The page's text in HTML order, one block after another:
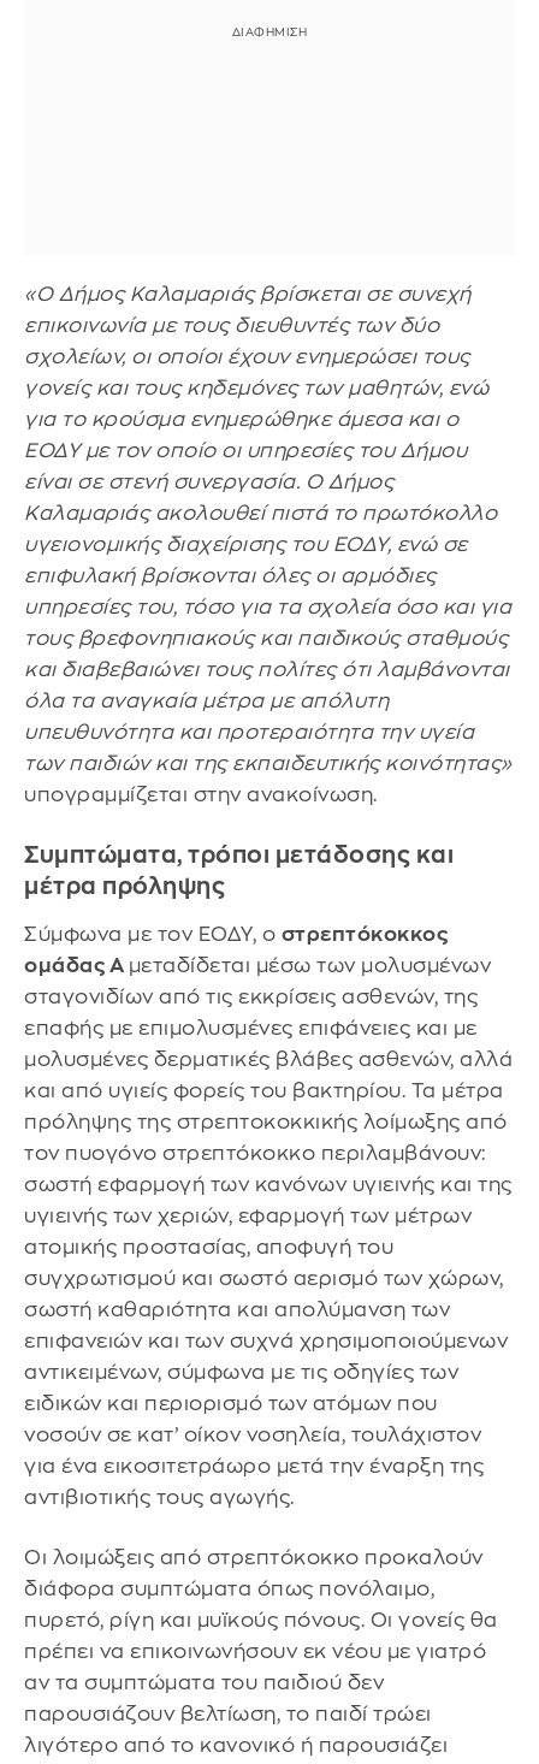
«Ο Δήμος Καλαμαριάς βρίσκεται σε συνεχή
επικοινωνία με τους διευθυντές των δύο
σχολείων, οι οποίοι έχουν ενημερώσει τους
γονείς και τους κηδεμόνες των μαθητών, ενώ
για το κρούσμα ενημερώθηκε άμεσα και ο
ΕΟΔΥ με τον οποίο οι υπηρεσίες του Δήμου
είναι σε στενή συνεργασία. Ο Δήμος
Καλαμαριάς ακολουθεί πιστά το πρωτόκολλο
υγειονομικής διαχείρισης του ΕΟΔΥ, ενώ σε
επιφυλακή βρίσκονται όλες οι αρμόδιες
υπηρεσίες του, τόσο για τα σχολεία όσο και για
τους βρεφονηπιακούς και παιδικούς σταθμούς
και διαβεβαιώνει τους πολίτες ότι λαμβάνονται
όλα τα αναγκαία μέτρα με απόλυτη
υπευθυνότητα και προτεραιότητα την υγεία
των παιδιών και της εκπαιδευτικής κοινότητας»
υπογραμμίζεται στην ανακοίνωση.
Συμπτώματα, τρόποι μετάδοσης και
μέτρα πρόληψης
Σύμφωνα με τον ΕΟΔΥ, ο στρεπτόκοκκος
ομάδας Α μεταδίδεται μέσω των μολυσμένων
σταγονιδίων από τις εκκρίσεις ασθενών, της
επαφής με επιμολυσμένες επιφάνειες και με
μολυσμένες δερματικές βλάβες ασθενών, αλλά
και από υγιείς φορείς του βακτηρίου. Τα μέτρα
πρόληψης της στρεπτοκοκκικής λοίμωξης από
τον πυογόνο στρεπτόκοκκο περιλαμβάνουν:
σωστή εφαρμογή των κανόνων υγιεινής και της
υγιεινής των χεριών, εφαρμογή των μέτρων
ατομικής προστασίας, αποφυγή του
συγχρωτισμού και σωστό αερισμό των χώρων,
σωστή καθαριότητα και απολύμανση των
επιφανειών και των συχνά χρησιμοποιούμενων
αντικειμένων, σύμφωνα με τις οδηγίες των
ειδικών και περιορισμό των ατόμων που
νοσούν σε κατ’ οίκον νοσηλεία, τουλάχιστον
για ένα εικοσιτετράωρο μετά την έναρξη της
αντιβιοτικής τους αγωγής.
Οι λοιμώξεις από στρεπτόκοκκο προκαλούν
διάφορα συμπτώματα όπως πονόλαιμο,
πυρετό, ρίγη και μυϊκούς πόνους. Οι γονείς θα
πρέπει να επικοινωνήσουν εκ νέου με γιατρό
αν τα συμπτώματα του παιδιού δεν
παρουσιάζουν βελτίωση, το παιδί τρώει
λιγότερο από το κανονικό ή παρουσιάζει